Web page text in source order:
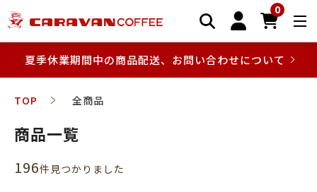
0
夏季休業期間中の商品配送、お問い合わせについて
TOP 全商品
商品一覧
196件⾒つかりました